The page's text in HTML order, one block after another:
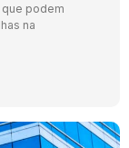
podem
na